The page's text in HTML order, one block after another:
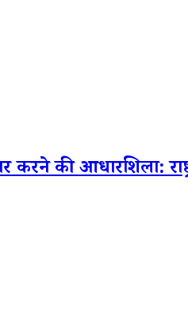
की आधारशिला: